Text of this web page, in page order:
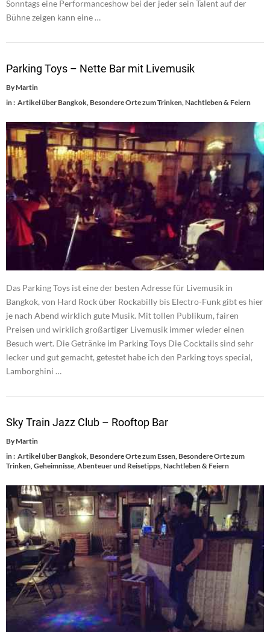
Sonntags eine Performanceshow bei der jeder sein Talent auf der
Bühne zeigen kann eine …
Parking Toys – Nette Bar mit Livemusik
ByMartin
in : Artikel über Bangkok,Besondere Orte zum Trinken,Nachtleben & Feiern
Das Parking Toys ist eine der besten Adresse für Livemusik in
Bangkok, von Hard Rock über Rockabilly bis Electro-Funk gibt es hier
je nach Abend wirklich gute Musik. Mit tollen Publikum, fairen
Preisen und wirklich großartiger Livemusik immer wieder einen
Besuch wert. Die Getränke im Parking Toys Die Cocktails sind sehr
lecker und gut gemacht, getestet habe ich den Parking toys special,
Lamborghini …
Sky Train Jazz Club – Rooftop Bar
ByMartin
in : Artikel über Bangkok Besondere Orte zum Essen Besondere Orte zum
Trinken Geheimnisse, Abenteuer und Reisetipps Nachtleben & Feiern